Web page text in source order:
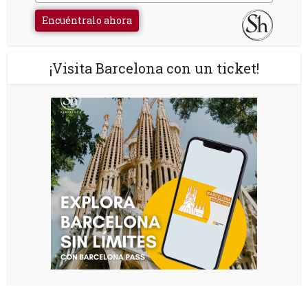
Encuéntralo ahora
¡Visita Barcelona con un ticket!